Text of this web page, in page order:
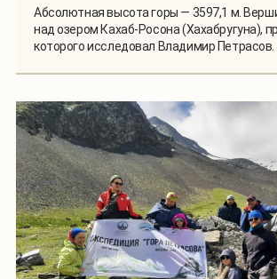
Абсолютная высота горы — 3597,1 м.
над озером Кахаб-Росона (Хахабругуна),
которого исследовал Владимир Петрасов.